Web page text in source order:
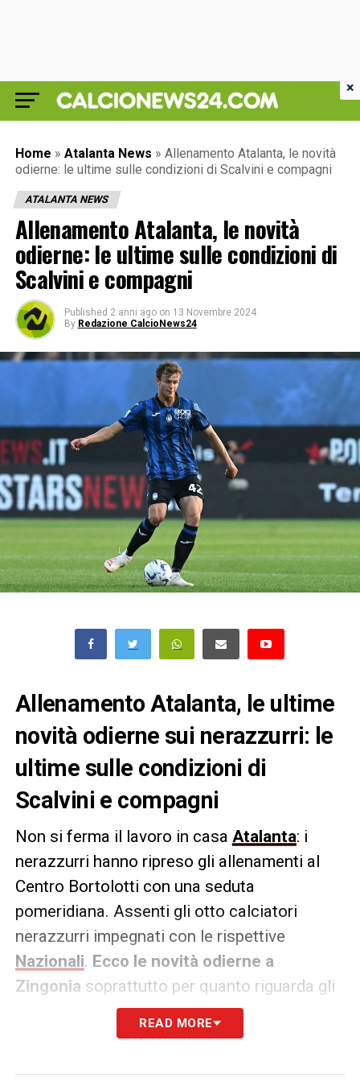
Home » Atalanta News » Allenamento Atalanta, le novità
odierne: le ultime sulle condizioni di Scalvini e compagni
ATALANTA NEWS
Allenamento Atalanta, le novità
odierne: le ultime sulle condizioni di
Scalvini e compagni
Published 2 anni ago on 13 Novembre 2024
By Redazione CalcioNews24
Allenamento Atalanta, le ultime
novità odierne sui nerazzurri: le
ultime sulle condizioni di
Scalvini e compagni
Non si ferma il lavoro in casa Atalanta: i
nerazzurri hanno ripreso gli allenamenti al
Centro Bortolotti con una seduta
pomeridiana. Assenti gli otto calciatori
nerazzurri impegnati con le rispettive
Nazionali. Ecco le novità odierne a
Zingonia soprattutto per quanto riguarda gli
infortuni nerazzurri. Domani, giovedì 14
novembre, la squadra si allenerà al mattino a
READ MORE
×